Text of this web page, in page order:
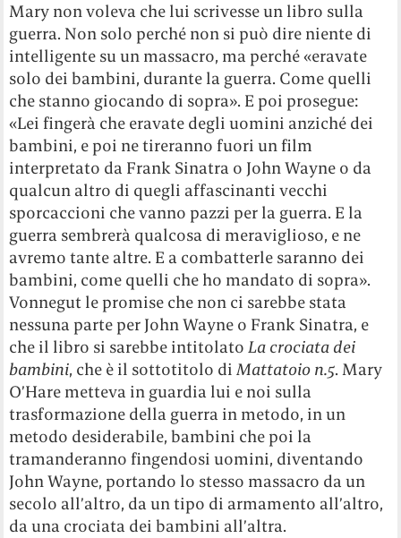
Mary non voleva che lui scrivesse un libro sulla
guerra. Non solo perché non si può dire niente di
intelligente su un massacro, ma perché «eravate
solo dei bambini, durante la guerra. Come quelli
che stanno giocando di sopra». E poi prosegue:
«Lei fingerà che eravate degli uomini anziché dei
bambini, e poi ne tireranno fuori un film
interpretato da Frank Sinatra o John Wayne o da
qualcun altro di quegli affascinanti vecchi
sporcaccioni che vanno pazzi per la guerra. E la
guerra sembrerà qualcosa di meraviglioso, e ne
avremo tante altre. E a combatterle saranno dei
bambini, come quelli che ho mandato di sopra».
Vonnegut le promise che non ci sarebbe stata
nessuna parte per John Wayne o Frank Sinatra, e
che il libro si sarebbe intitolatoLa crociata dei
bambini, che è il sottotitolo diMattatoio n.5. Mary
O’Hare metteva in guardia lui e noi sulla
trasformazione della guerra in metodo, in un
metodo desiderabile, bambini che poi la
tramanderanno fingendosi uomini, diventando
John Wayne, portando lo stesso massacro da un
secolo all’altro, da un tipo di armamento all’altro,
da una crociata dei bambini all’altra.